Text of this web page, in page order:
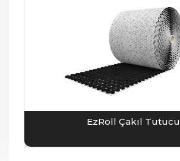
EzRoll Çakıl Tutucu